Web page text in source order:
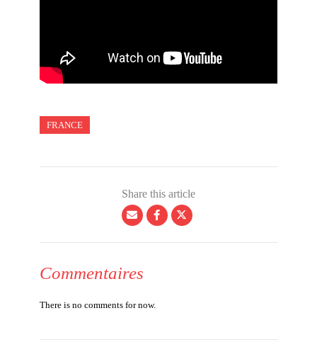
FRANCE
Share this article
Commentaires
There is no comments for now.